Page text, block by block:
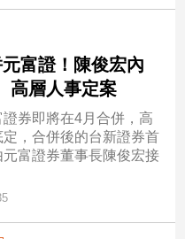
富證！陳俊宏內
層人事定案
券即將在4月合併，高
定，合併後的台新證券首
富證券董事長陳俊宏接